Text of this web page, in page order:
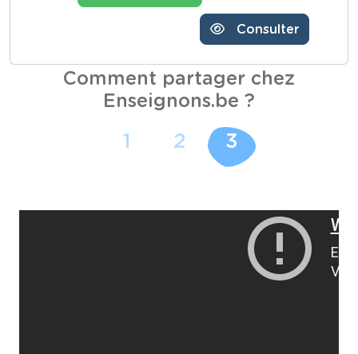
Consulter
Comment partager chez
Enseignons.be ?
1 2 3